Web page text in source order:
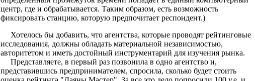
центр, где и обрабатывается. Таким образом, есть возможность
фиксировать станцию, которую предпочитает респондент.)
Хотелось бы добавить, что агентства, которые проводят рейтинговые
исследования, должны обладать материальной независимостью,
авторитетом и иметь достойный инструментарий для изучения рынка.
Представляете, в первый раз позвонила в одно агентство и,
представившись предпринимателем, спросила, сколько будет стоить